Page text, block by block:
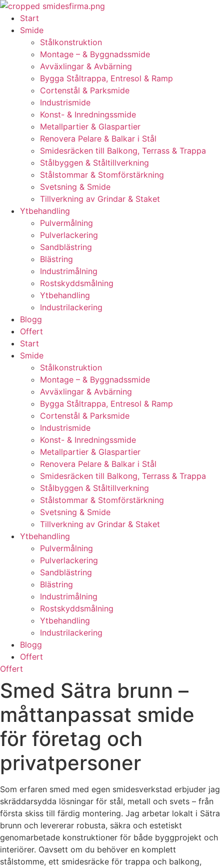
Skip
content
Start
Smide
Stålkonstruktion
Montage – & Byggnadssmide
Avväxlingar & Avbärning
Bygga Ståltrappa, Entresol & Ramp
Cortenstål & Parksmide
Industrismide
Konst- & Inredningssmide
Metallpartier & Glaspartier
Renovera Pelare & Balkar i Stål
Smidesräcken till Balkong, Terrass & Trappa
Stålbyggen & Ståltillverkning
Stålstommar & Stomförstärkning
Svetsning & Smide
Tillverkning av Grindar & Staket
Ytbehandling
Pulvermålning
Pulverlackering
Sandblästring
Blästring
Industrimålning
Rostskyddsmålning
Ytbehandling
Industrilackering
Blogg
Offert
Start
Smide
Stålkonstruktion
Montage – & Byggnadssmide
Avväxlingar & Avbärning
Bygga Ståltrappa, Entresol & Ramp
Cortenstål & Parksmide
Industrismide
Konst- & Inredningssmide
Metallpartier & Glaspartier
Renovera Pelare & Balkar i Stål
Smidesräcken till Balkong, Terrass & Trappa
Stålbyggen & Ståltillverkning
Stålstommar & Stomförstärkning
Svetsning & Smide
Tillverkning av Grindar & Staket
Ytbehandling
Pulvermålning
Pulverlackering
Sandblästring
Blästring
Industrimålning
Rostskyddsmålning
Ytbehandling
Industrilackering
Blogg
Offert
Offert
Smed Sätra brunn –
måttanpassat smide
för företag och
privatpersoner
Som erfaren smed med egen smidesverkstad erbjuder jag
skräddarsydda lösningar för stål, metall och svets – från
första skiss till färdig montering. Jag arbetar lokalt i Sätra
brunn och levererar robusta, säkra och estetiskt
genomarbetade konstruktioner för både byggprojekt och
interiörer. Oavsett om du behöver en komplett
stålstomme, ett smidesräcke för trappa och balkong,